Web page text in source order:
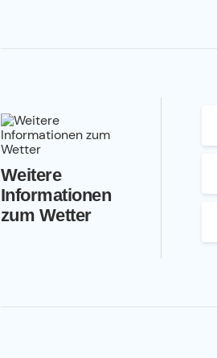
Weitere
Informationen
zum Wetter